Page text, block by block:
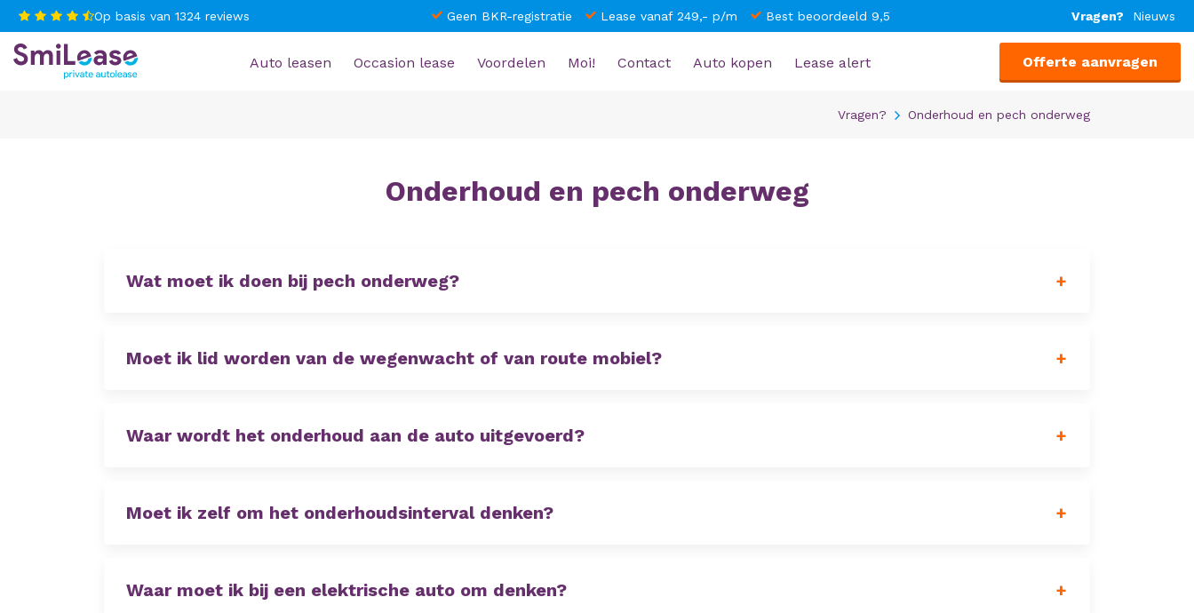
Op basis van 1324 reviews Geen BKR-registratie Lease vanaf 249,- p/m Best beoordeeld 9,5 Vragen? Nieuws
Auto leasen Occasion lease Voordelen Moi! Contact Auto kopen Lease alert Offerte aanvragen
Vragen? Onderhoud en pech onderweg
Onderhoud en pech onderweg
Wat moet ik doen bij pech onderweg?
Moet ik lid worden van de wegenwacht of van route mobiel?
Waar wordt het onderhoud aan de auto uitgevoerd?
Moet ik zelf om het onderhoudsinterval denken?
Waar moet ik bij een elektrische auto om denken?